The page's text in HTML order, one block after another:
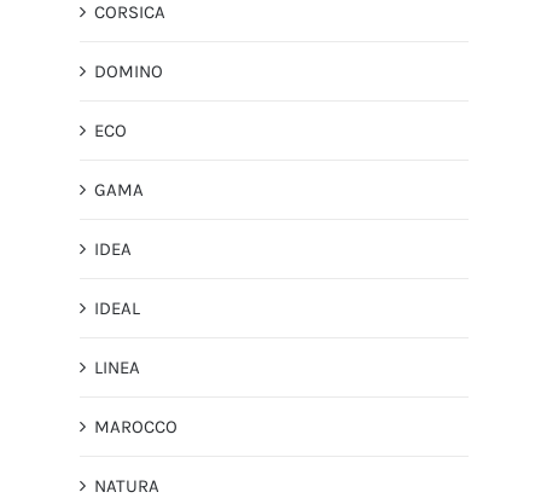
CORSICA
DOMINO
ECO
GAMA
IDEA
IDEAL
LINEA
MAROCCO
NATURA